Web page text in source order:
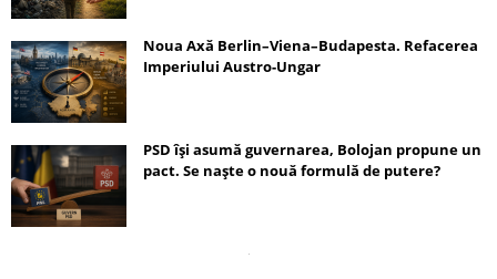
Noua Axă Berlin–Viena–Budapesta. Refacerea
Imperiului Austro-Ungar
PSD își asumă guvernarea, Bolojan propune un
pact. Se naște o nouă formulă de putere?